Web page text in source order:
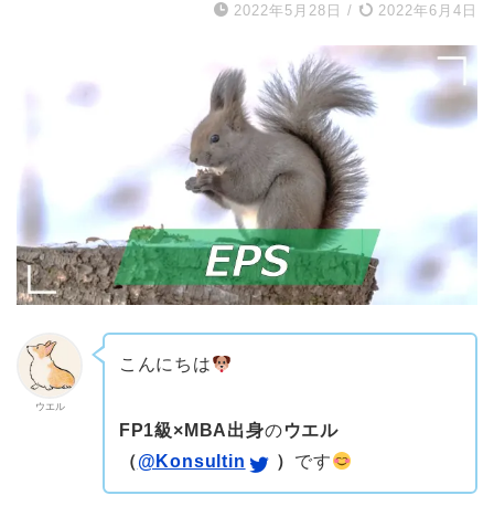
2022年5月28日 / 2022年6月4日
ウエル
こんにちは
FP1級×MBA出身のウエル
（@Konsultin ） です